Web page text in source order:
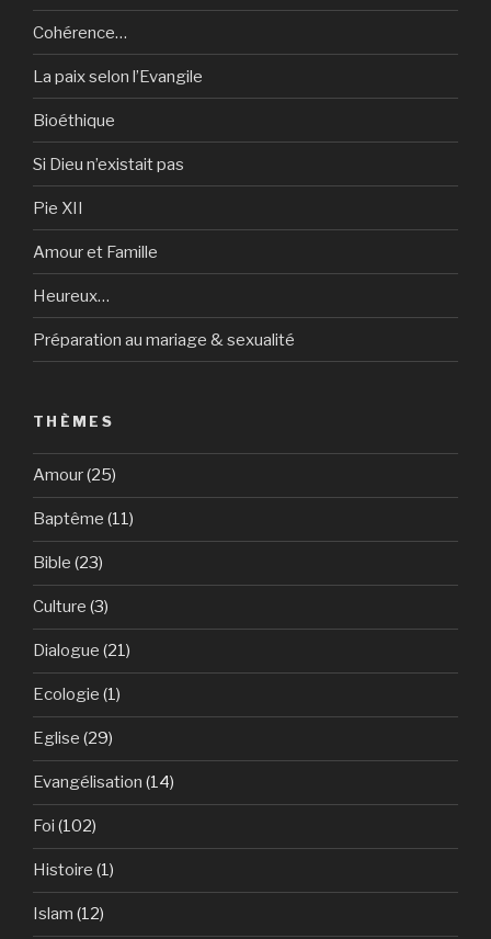
Cohérence…
La paix selon l’Evangile
Bioéthique
Si Dieu n’existait pas
Pie XII
Amour et Famille
Heureux…
Préparation au mariage & sexualité
THÈMES
Amour(25)
Baptême (11)
Bible (23)
Culture (3)
Dialogue (21)
Ecologie (1)
Eglise (29)
Evangélisation (14)
Foi (102)
Histoire (1)
Islam (12)